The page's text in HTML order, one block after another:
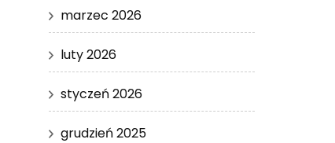
marzec 2026
luty 2026
styczeń 2026
grudzień 2025